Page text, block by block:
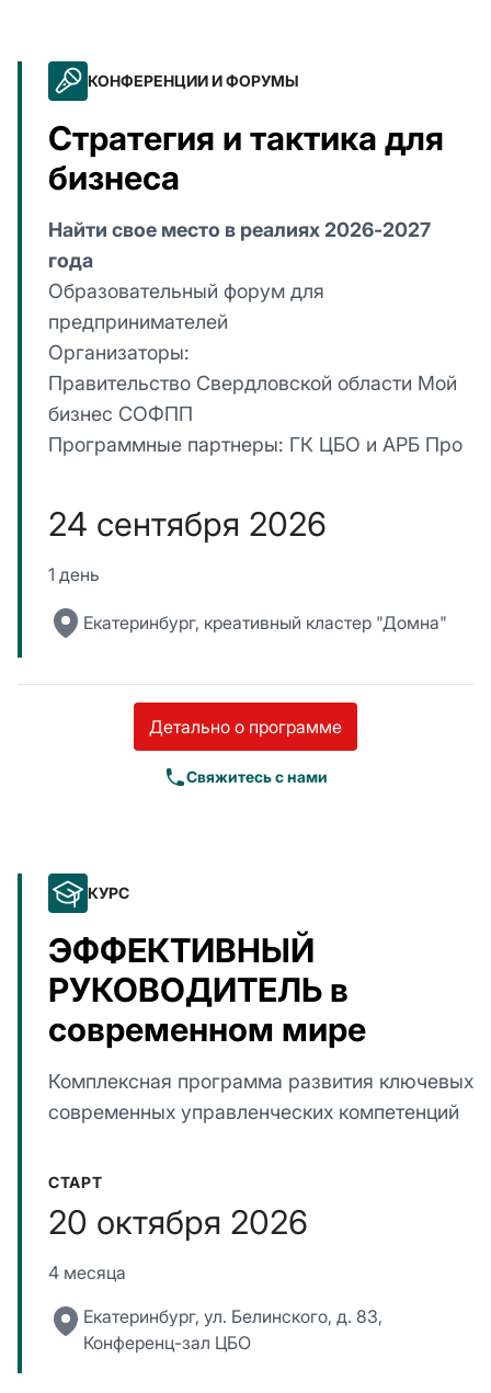
КОНФЕРЕНЦИИ И ФОРУМЫ
Стратегия и тактика для
бизнеса
Найти свое место в реалиях 2026-2027
года
Образовательный форум для
предпринимателей
Организаторы:
Правительство Свердловской области Мой
бизнес СОФПП
Программные партнеры: ГК ЦБО и АРБ Про
24 сентября 2026
1 день
Екатеринбург, креативный кластер "Домна"
Детально о программе
Свяжитесь с нами
КУРС
ЭФФЕКТИВНЫЙ
РУКОВОДИТЕЛЬ в
современном мире
Комплексная программа развития ключевых
современных управленческих компетенций
СТАРТ
20 октября 2026
4 месяца
Екатеринбург, ул. Белинского, д. 83,
Конференц-зал ЦБО